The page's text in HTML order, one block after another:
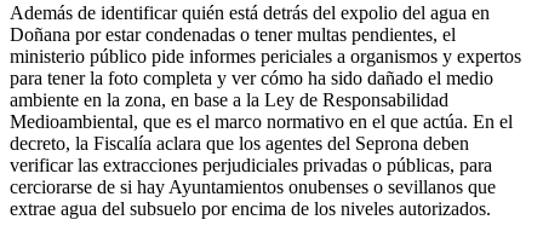
Además de identificar quién está detrás del expolio del agua en
Doñana por estar condenadas o tener multas pendientes, el
ministerio público pide informes periciales a organismos y expertos
para tener la foto completa y ver cómo ha sido dañado el medio
ambiente en la zona, en base a la Ley de Responsabilidad
Medioambiental, que es el marco normativo en el que actúa. En el
decreto, la Fiscalía aclara que los agentes del Seprona deben
verificar las extracciones perjudiciales privadas o públicas, para
cerciorarse de si hay Ayuntamientos onubenses o sevillanos que
extrae agua del subsuelo por encima de los niveles autorizados.